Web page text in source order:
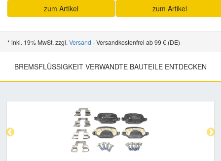
zum Artikel zum Artikel
* inkl. 19% MwSt. zzgl. Versand - Versandkostenfrei ab 99 € (DE)
BREMSFLÜSSIGKEIT VERWANDTE BAUTEILE ENTDECKEN